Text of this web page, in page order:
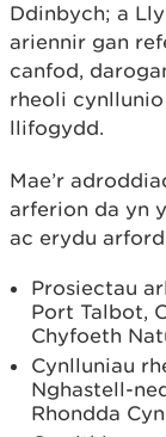
Ddinbych; a
ariennir gan
canfod,
rheoli
llifogydd.
Mae’r
arferion da yn
ac erydu
Prosiectau
Port Talbot,
Chyfoeth
Cynlluniau
Nghastell-
Rhondda